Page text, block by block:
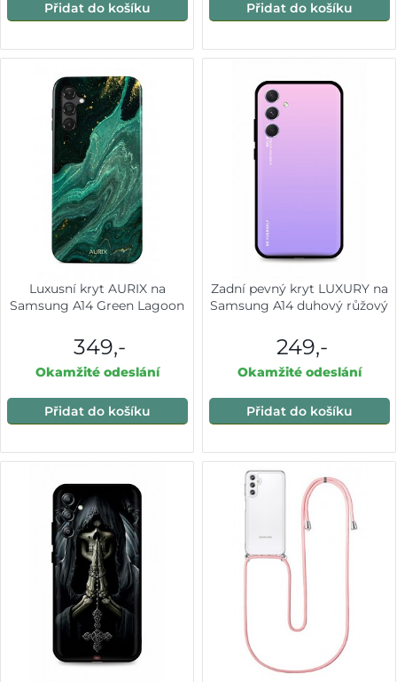
Přidat do košíku Přidat do košíku
Luxusní kryt AURIX na
Samsung A14 Green Lagoon
349,-
Okamžité odeslání
Přidat do košíku
Zadní pevný kryt LUXURY na
Samsung A14 duhový růžový
249,-
Okamžité odeslání
Přidat do košíku